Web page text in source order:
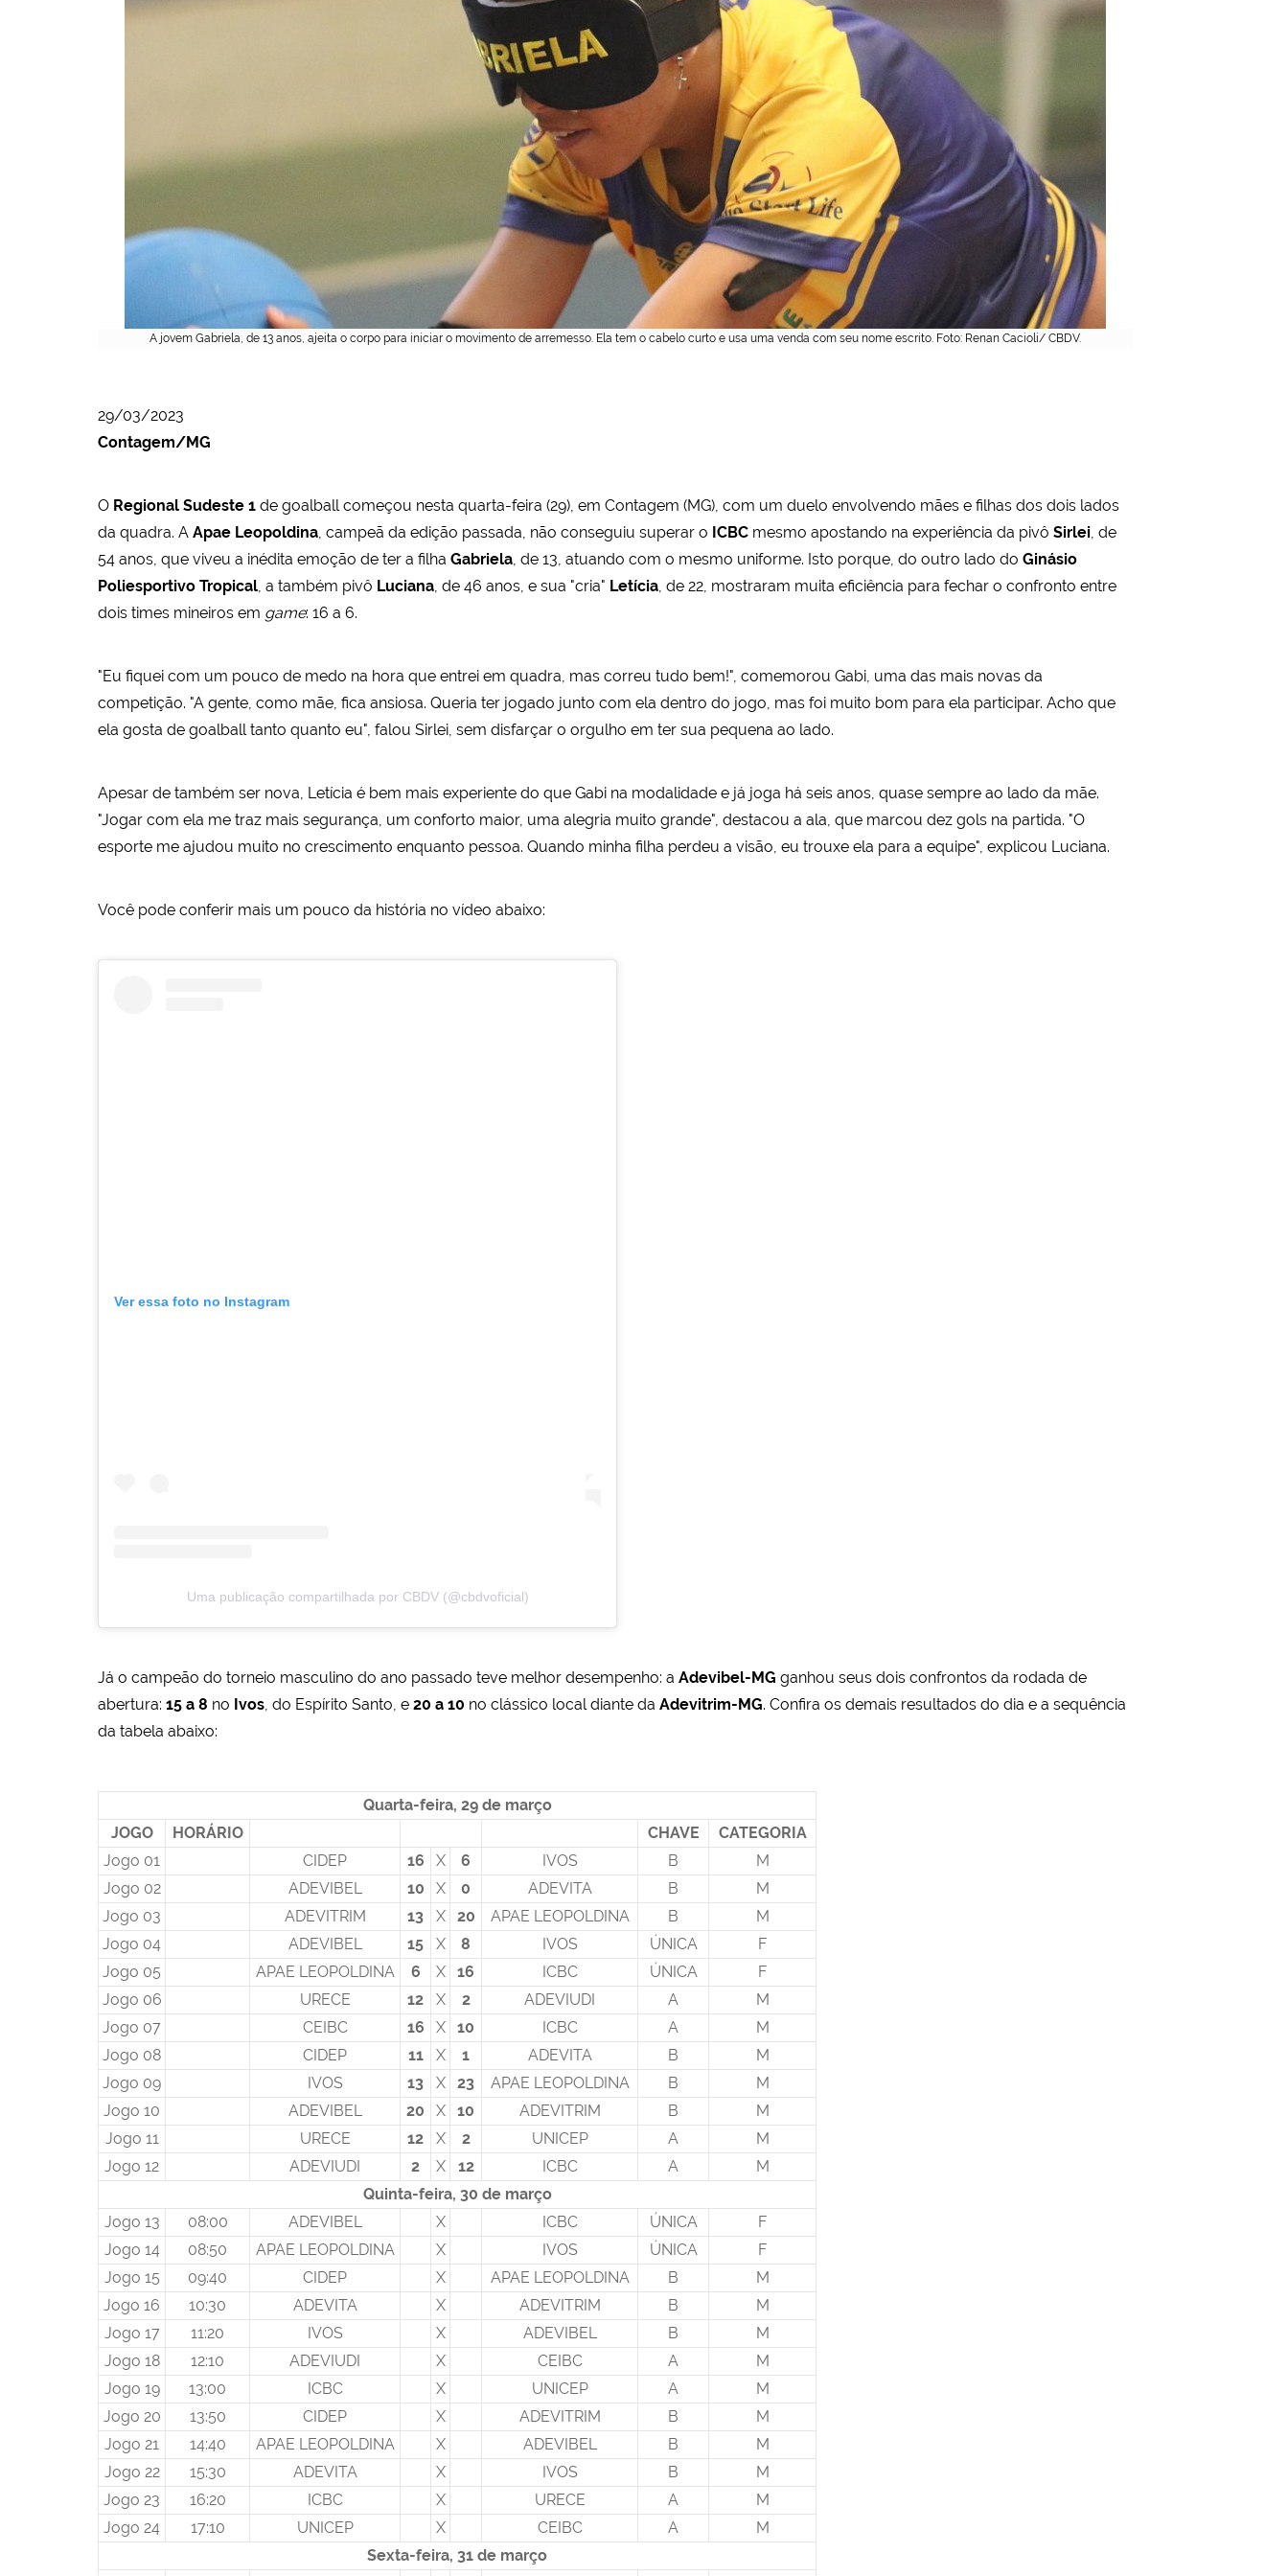
A jovem Gabriela, de 13 anos, ajeita o corpo para iniciar o movimento de arremesso. Ela tem o cabelo curto e usa uma venda com seu nome escrito. Foto: Renan Cacioli/ CBDV.
29/03/2023
Contagem/MG
O Regional Sudeste 1 de goalball começou nesta quarta-feira (29), em Contagem (MG), com um duelo envolvendo mães e filhas dos dois lados
da quadra. A Apae Leopoldina, campeã da edição passada, não conseguiu superar o ICBC mesmo apostando na experiência da pivô Sirlei, de
54 anos, que viveu a inédita emoção de ter a filha Gabriela, de 13, atuando com o mesmo uniforme. Isto porque, do outro lado do Ginásio
Poliesportivo Tropical, a também pivô Luciana, de 46 anos, e sua "cria" Letícia, de 22, mostraram muita eficiência para fechar o confronto entre
dois times mineiros em game: 16 a 6.
"Eu fiquei com um pouco de medo na hora que entrei em quadra, mas correu tudo bem!", comemorou Gabi, uma das mais novas da
competição. "A gente, como mãe, fica ansiosa. Queria ter jogado junto com ela dentro do jogo, mas foi muito bom para ela participar. Acho que
ela gosta de goalball tanto quanto eu", falou Sirlei, sem disfarçar o orgulho em ter sua pequena ao lado.
Apesar de também ser nova, Letícia é bem mais experiente do que Gabi na modalidade e já joga há seis anos, quase sempre ao lado da mãe.
"Jogar com ela me traz mais segurança, um conforto maior, uma alegria muito grande", destacou a ala, que marcou dez gols na partida. "O
esporte me ajudou muito no crescimento enquanto pessoa. Quando minha filha perdeu a visão, eu trouxe ela para a equipe", explicou Luciana.
Você pode conferir mais um pouco da história no vídeo abaixo:
Ver essa foto no Instagram
Uma publicação compartilhada por CBDV (@cbdvoficial)
Já o campeão do torneio masculino do ano passado teve melhor desempenho: a Adevibel-MG ganhou seus dois confrontos da rodada de
abertura: 15 a 8 no Ivos, do Espírito Santo, e 20 a 10 no clássico local diante da Adevitrim-MG. Confira os demais resultados do dia e a sequência
da tabela abaixo:
Quarta-feira, 29 de março
JOGO
HORÁRIO CHAVE
CATEGORIA
Jogo 01
CIDEP 16 X 6 IVOS B
M
Jogo 02
ADEVIBEL 10 X 0 ADEVITA B
M
Jogo 03
ADEVITRIM 13 X 20 APAE LEOPOLDINA B
M
Jogo 04
ADEVIBEL 15 X 8 IVOS ÚNICA
F
Jogo 05
APAE LEOPOLDINA 6 X 16 ICBC ÚNICA
F
Jogo 06
URECE 12 X 2 ADEVIUDI A
M
Jogo 07
CEIBC 16 X 10 ICBC A
M
Jogo 08
CIDEP 11 X 1 ADEVITA B
M
Jogo 09
IVOS 13 X 23 APAE LEOPOLDINA B
M
Jogo 10
ADEVIBEL 20 X 10 ADEVITRIM B
M
Jogo 11
URECE 12 X 2 UNICEP A
M
Jogo 12
ADEVIUDI 2 X 12 ICBC A
M
Quinta-feira, 30 de março
Jogo 13
08:00 ADEVIBEL X ICBC ÚNICA
F
Jogo 14
08:50 APAE LEOPOLDINA X IVOS ÚNICA
F
Jogo 15
09:40 CIDEP X APAE LEOPOLDINA B
M
Jogo 16
10:30 ADEVITA X ADEVITRIM B
M
Jogo 17
11:20 IVOS X ADEVIBEL B
M
Jogo 18
12:10 ADEVIUDI X CEIBC A
M
Jogo 19
13:00 ICBC X UNICEP A
M
Jogo 20
13:50 CIDEP X ADEVITRIM B
M
Jogo 21
14:40 APAE LEOPOLDINA X ADEVIBEL B
M
Jogo 22
15:30 ADEVITA X IVOS B
M
Jogo 23
16:20 ICBC X URECE A
M
Jogo 24
17:10 UNICEP X CEIBC A
M
Sexta-feira, 31 de março